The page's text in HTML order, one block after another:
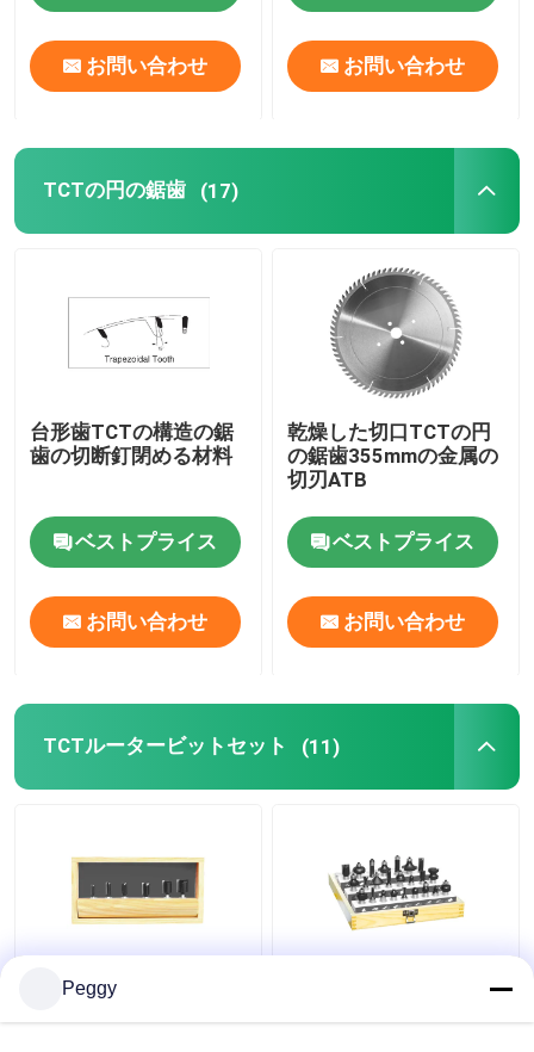
TCTの円の鋸歯
HSSルータービット
ビットを切り分けるCNC
固体炭化物の螺線形のカッター
ハイスステップドリル
HSSのさら穴
ホールソーアーバー
お問い合わせ お問い合わせ
TCTの円の鋸歯 (17)
台形歯TCTの構造の鋸
歯の切断釘閉める材料
ベストプライス
お問い合わせ
乾燥した切口TCTの円
の鋸歯355mmの金属の
切刃ATB
ベストプライス
お問い合わせ
TCTルータービットセット (11)
まっすぐな6pcs TCTの
Peggy